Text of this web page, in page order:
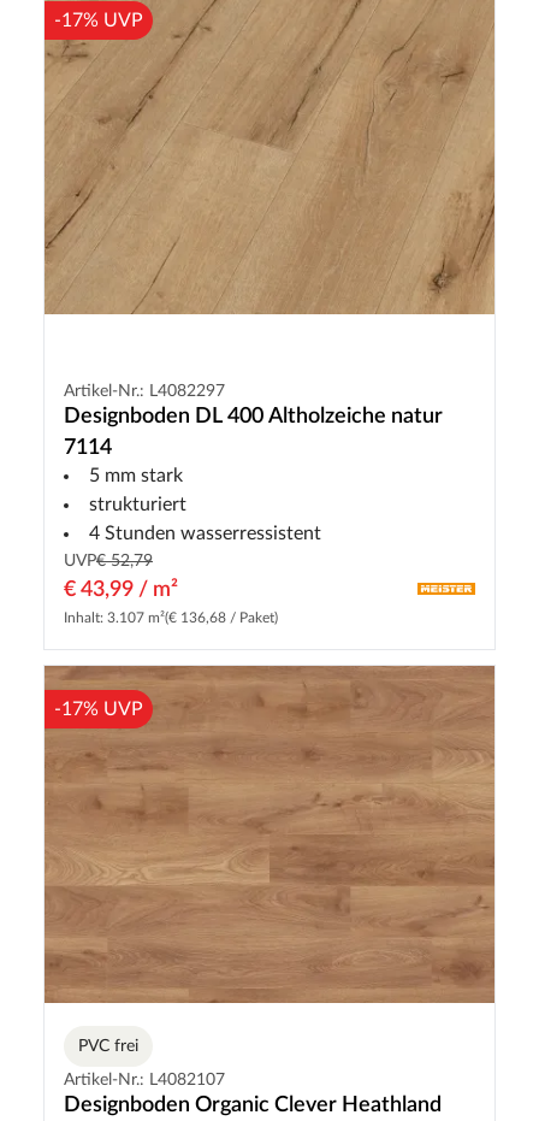
-17% UVP
Artikel-Nr.: L4082297
Designboden DL 400 Altholzeiche natur
7114
5 mm stark
strukturiert
4 Stunden wasserressistent
UVP€ 52,79
€ 43,99 / m²
Inhalt: 3.107 m²(€ 136,68 / Paket)
-17% UVP
PVC frei
Artikel-Nr.: L4082107
Designboden Organic Clever Heathland